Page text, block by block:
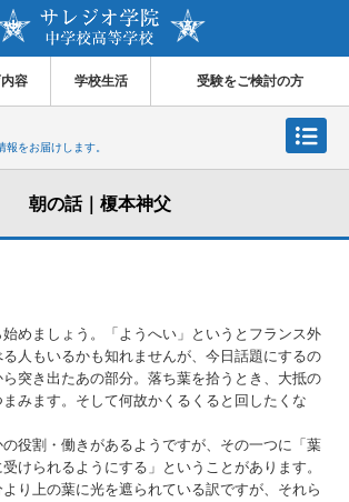
容 学校生活 受験をご検討の方
をお届けします。
朝の話｜榎本神父
めましょう。「ようへい」というとフランス外
人もいるかも知れませんが、今日話題にするの
突き出たあの部分。落ち葉を拾うとき、大抵の
みます。そして何故かくるくると回したくな
役割・働きがあるようですが、その一つに「葉
けられるようにする」ということがあります。
り上の葉に光を遮られている訳ですが、それら